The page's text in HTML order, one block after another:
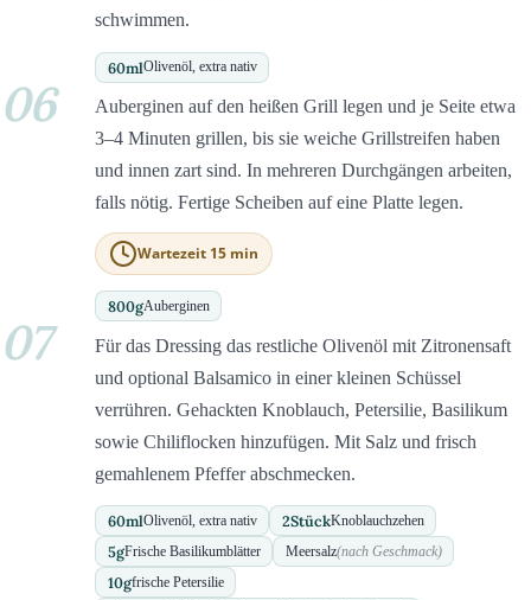
schwimmen.
60mlOlivenöl, extra nativ
06
Auberginen auf den heißen Grill legen und je Seite etwa
3–4 Minuten grillen, bis sie weiche Grillstreifen haben
und innen zart sind. In mehreren Durchgängen arbeiten,
falls nötig. Fertige Scheiben auf eine Platte legen.
Wartezeit 15 min
800gAuberginen
07
Für das Dressing das restliche Olivenöl mit Zitronensaft
und optional Balsamico in einer kleinen Schüssel
verrühren. Gehackten Knoblauch, Petersilie, Basilikum
sowie Chiliflocken hinzufügen. Mit Salz und frisch
gemahlenem Pfeffer abschmecken.
60mlOlivenöl, extra nativ 2StückKnoblauchzehen
5gFrische Basilikumblätter Meersalz(nach Geschmack)
10gfrische Petersilie